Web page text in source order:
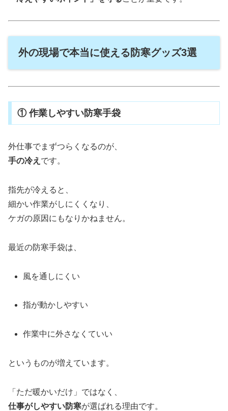
外の現場で本当に使える防寒グッズ3選
① 作業しやすい防寒手袋
外仕事でまずつらくなるのが、
手の冷え です。
指先が冷えると、
細かい作業がしにくくなり、
ケガの原因にもなりかねません。
最近の防寒手袋は、
風を通しにくい
指が動かしやすい
作業中に外さなくていい
というものが増えています。
「ただ暖かいだけ」ではなく、
仕事がしやすい防寒が選ばれる理由です。